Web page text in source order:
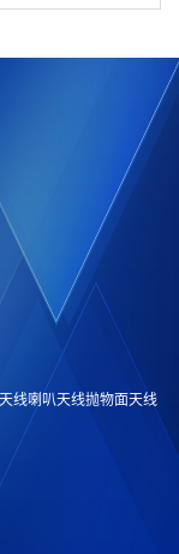
线喇叭天线抛物面天线